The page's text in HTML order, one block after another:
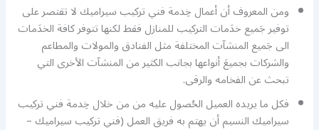
ومن المعروف أن أعمال خِدمة فني تركيب سيراميك لا تقتصر على
توفير جَميع خدَمات التركيب للمنازل فقط لكنها تتوفر كافة الخدَمات
الى جَميع المنشآت المختلفة مثل الفنادق والمولات والمطاعم
والشركات بجميعَ أنواعها بجانب الكثير من المنشآت الأخرى التي
تبحث عن الفخامه والرقى.
فكل ما يريده العميل الحُصول عليه من من خلال خِدمة فني تركيب
سيراميك النسيم أن يهتم به فريق العمل (فني تركيب سيراميك –